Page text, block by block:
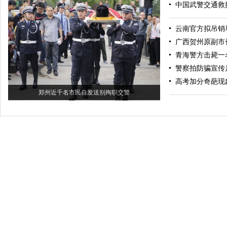
郑州近千名市民自发送别殉职交警
中国武警交通
云南官方拟吊
广西贺州原副
青海警方击毙
警察拍防骗宣
高考加分奇葩现